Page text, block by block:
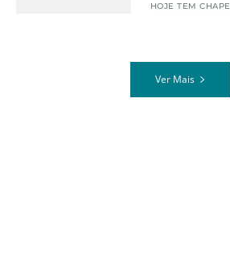
HOJE TEM CHAPE
Ver Mais